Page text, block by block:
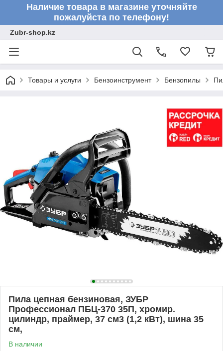
Наличие товара в магазине уточняйте
пожалуйста по телефону!
Zubr-shop.kz
Товары и услуги Бензоинструмент Бензопилы
Пила цепная бензиновая, ЗУБР
Профессионал ПБЦ-370 35П, хромир.
цилиндр, праймер, 37 см3 (1,2 кВт), шина 35
см,
В наличии